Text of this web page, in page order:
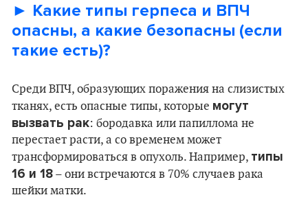
► Какие типы герпеса и ВПЧ
опасны, а какие безопасны (если
такие есть)?
Среди ВПЧ, образующих поражения на слизистых
тканях, есть опасные типы, которые могут
вызвать рак: бородавка или папиллома не
перестает расти, а со временем может
трансформироваться в опухоль. Например, типы
16 и 18 – они встречаются в 70% случаев рака
шейки матки.